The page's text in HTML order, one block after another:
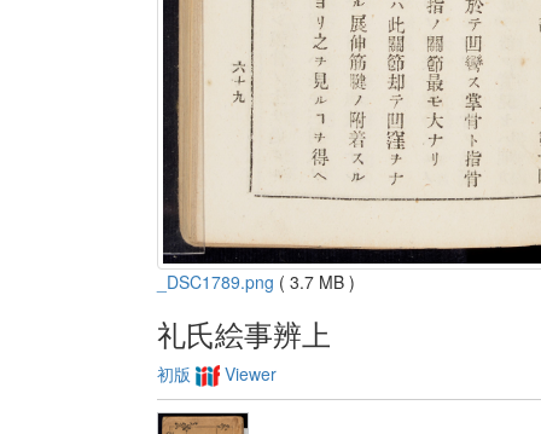
_DSC1789.png ( 3.7 MB )
礼氏絵事辨上
初版 Viewer